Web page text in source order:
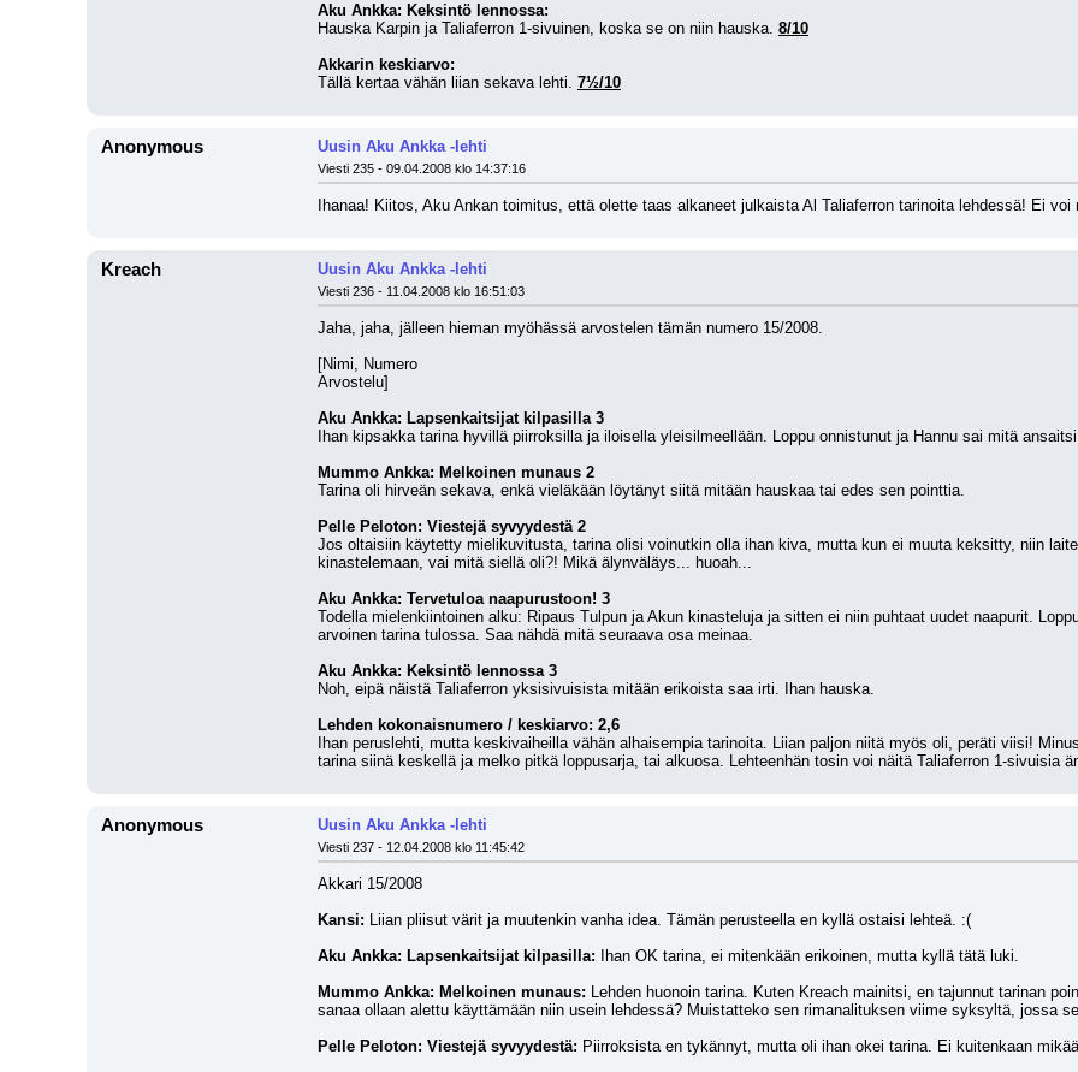
Aku Ankka: Keksintö lennossa:
Hauska Karpin ja Taliaferron 1-sivuinen, koska se on niin hauska. 8/10
Akkarin keskiarvo:
Tällä kertaa vähän liian sekava lehti. 7½/10
Anonymous Uusin Aku Ankka -lehti
Viesti 235 - 09.04.2008 klo 14:37:16
Ihanaa! Kiitos, Aku Ankan toimitus, että olette taas alkaneet julkaista Al Taliaferron tarinoita lehdessä! Ei
Kreach Uusin Aku Ankka -lehti
Viesti 236 - 11.04.2008 klo 16:51:03
Jaha, jaha, jälleen hieman myöhässä arvostelen tämän numero 15/2008.
[Nimi, Numero
Arvostelu]
Aku Ankka: Lapsenkaitsijat kilpasilla 3
Ihan kipsakka tarina hyvillä piirroksilla ja iloisella yleisilmeellään. Loppu onnistunut ja Hannu sai mitä
Mummo Ankka: Melkoinen munaus 2
Tarina oli hirveän sekava, enkä vieläkään löytänyt siitä mitään hauskaa tai edes sen pointtia.
Pelle Peloton: Viestejä syvyydestä 2
Jos oltaisiin käytetty mielikuvitusta, tarina olisi voinutkin olla ihan kiva, mutta kun ei muuta keksitty, niin
kinastelemaan, vai mitä siellä oli?! Mikä älynväläys... huoah...
Aku Ankka: Tervetuloa naapurustoon! 3
Todella mielenkiintoinen alku: Ripaus Tulpun ja Akun kinasteluja ja sitten ei niin puhtaat uudet naapurit.
arvoinen tarina tulossa. Saa nähdä mitä seuraava osa meinaa.
Aku Ankka: Keksintö lennossa 3
Noh, eipä näistä Taliaferron yksisivuisista mitään erikoista saa irti. Ihan hauska.
Lehden kokonaisnumero / keskiarvo: 2,6
Ihan peruslehti, mutta keskivaiheilla vähän alhaisempia tarinoita. Liian paljon niitä myös oli, peräti viisi!
tarina siinä keskellä ja melko pitkä loppusarja, tai alkuosa. Lehteenhän tosin voi näitä Taliaferron 1-sivuisia
Anonymous Uusin Aku Ankka -lehti
Viesti 237 - 12.04.2008 klo 11:45:42
Akkari 15/2008
Kansi: Liian pliisut värit ja muutenkin vanha idea. Tämän perusteella en kyllä ostaisi lehteä. :(
Aku Ankka: Lapsenkaitsijat kilpasilla: Ihan OK tarina, ei mitenkään erikoinen, mutta kyllä tätä luki.
Mummo Ankka: Melkoinen munaus: Lehden huonoin tarina. Kuten Kreach mainitsi, en tajunnut tarinan
sanaa ollaan alettu käyttämään niin usein lehdessä? Muistatteko sen rimanalituksen viime syksyltä, jossa
Pelle Peloton: Viestejä syvyydestä: Piirroksista en tykännyt, mutta oli ihan okei tarina. Ei kuitenkaan